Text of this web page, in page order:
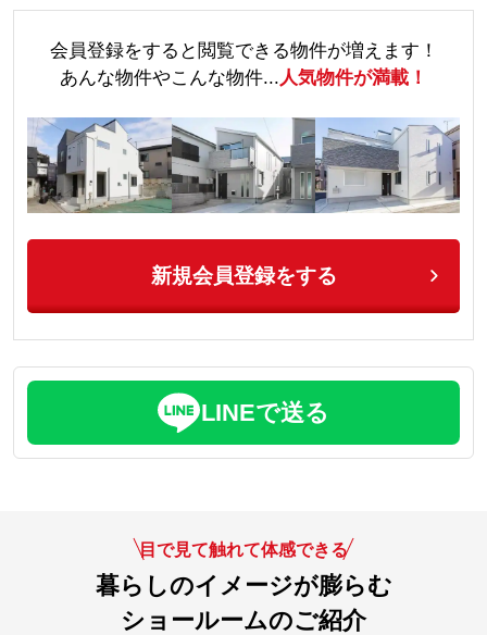
会員登録をすると閲覧できる物件が増えます！
あんな物件やこんな物件... 人気物件が満載！
新規会員登録をする
LINEで送る
目で見て触れて体感できる
暮らしのイメージが膨らむ
ショールームのご紹介